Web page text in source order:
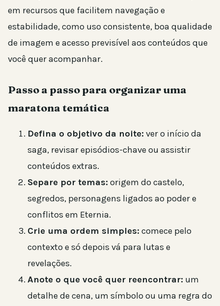
em recursos que facilitem navegação e
estabilidade, como uso consistente, boa qualidade
de imagem e acesso previsível aos conteúdos que
você quer acompanhar.
Passo a passo para organizar uma
maratona temática
Defina o objetivo da noite: ver o início da
saga, revisar episódios-chave ou assistir
conteúdos extras.
Separe por temas: origem do castelo,
segredos, personagens ligados ao poder e
conflitos em Eternia.
Crie uma ordem simples: comece pelo
contexto e só depois vá para lutas e
revelações.
Anote o que você quer reencontrar: um
detalhe de cena, um símbolo ou uma regra do